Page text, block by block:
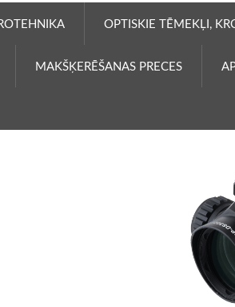
OPTISKIE TĒMEKĻI,
MAKŠĶERĒŠANAS PRECES